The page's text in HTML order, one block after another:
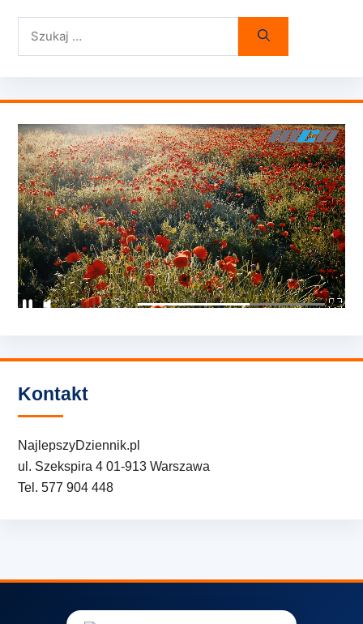
Kontakt
NajlepszyDziennik.pl
ul. Szekspira 4 01-913 Warszawa
Tel. 577 904 448